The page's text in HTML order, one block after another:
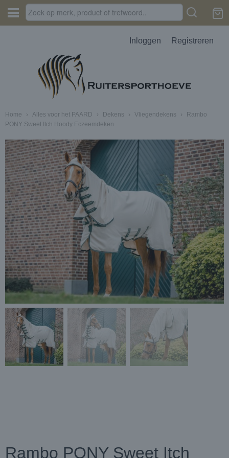
Inloggen Registreren
Home › Alles voor het PAARD › Dekens › Vliegendekens ›
Rambo
PONY Sweet Itch Hoody Eczeemdeken
Rambo PONY Sweet Itch